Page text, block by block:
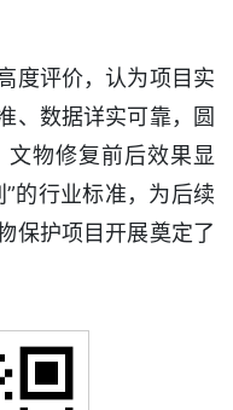
度评价，认为项目实
、数据详实可靠，圆
物修复前后效果显
的行业标准，为后续
保护项目开展奠定了